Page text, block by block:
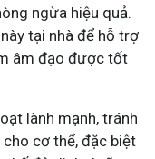
ngừa hiệu quả.
tại nhà để hỗ trợ
âm đạo được tốt
lành mạnh, tránh
cơ thể, đặc biệt